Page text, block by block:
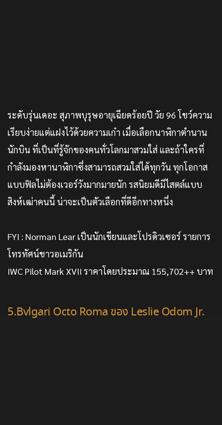
ระดับรุ่นเดอะ สุภาพบุรุษอายุเฉียดร้อยปี วัย 96 โชว์ความ
เรียบง่ายแต่แฝงไว้ด้วยความเก๋า เมื่อเลือกนาฬิกาตำนาน
นักบิน ที่เป็นที่รู้จักของคนทั่วโลกมาสวมใส่ และถ้าใครที่
กำลังมองหานาฬิกาซึ่งสามารถสวมใส่ได้ทุกวัน ทุกโอกาส
แบบฟิลไม่ต้องเวอร์วังมากมายนัก รสนิยมดีมีไสตล์แบบ
สิงห์เฒ่าคนนี้ น่าจะเป็นตัวเลือกที่ดีอีกทางหนึ่ง
FYI : Norman Lear เป็นนักเขียนและโปรดิวเซอร์ รายการ
โทรทัศน์ชาวอเมริกัน
IWC Pilot Mark XVII ราคาโดยประมาณ 155,702++ บาท
5.Bvlgari Octo Roma ของ Leslie Odom Jr.